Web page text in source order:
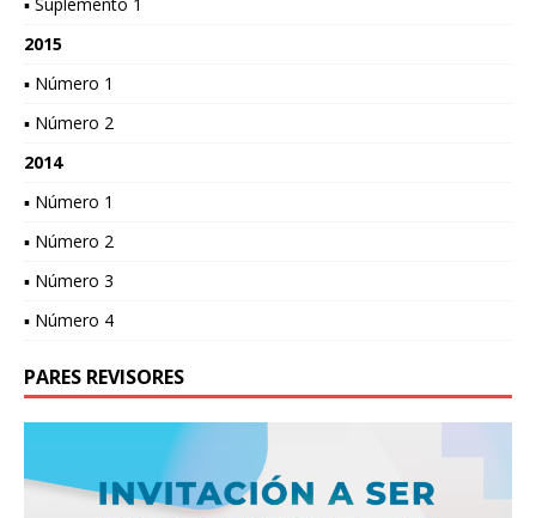
2015
▪ Número 1
▪ Número 2
2014
▪ Número 1
▪ Número 2
▪ Número 3
▪ Número 4
PARES REVISORES